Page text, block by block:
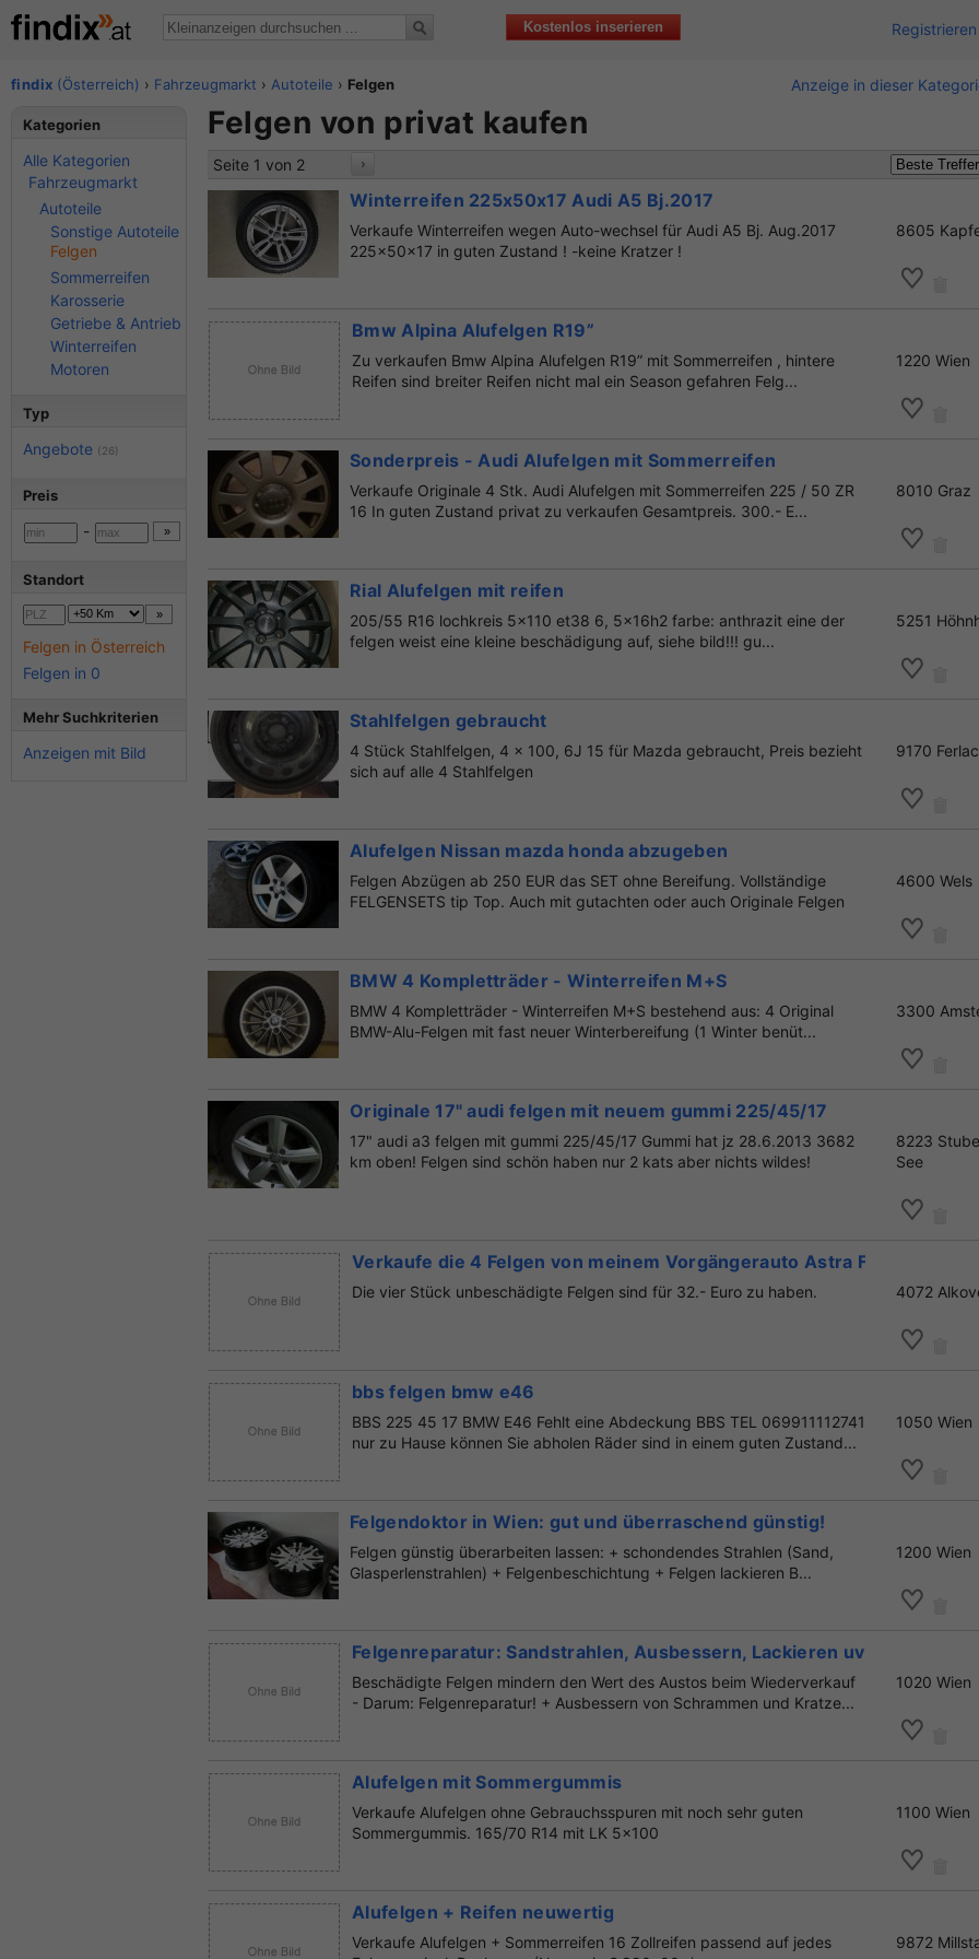
Kostenlos inserieren Registrieren
findix (Österreich) › Fahrzeugmarkt › Autoteile › Felgen Anzeige in dieser
Felgen von privat kaufen
Seite 1 von 2 ›
Winterreifen 225x50x17 Audi A5 Bj.2017
Verkaufe Winterreifen wegen Auto-wechsel für Audi A5 Bj. Aug.2017
225x50x17 in guten Zustand ! -keine Kratzer !
8605
Bmw Alpina Alufelgen R19”
Zu verkaufen Bmw Alpina Alufelgen R19” mit Sommerreifen , hintere
Reifen sind breiter Reifen nicht mal ein Season gefahren Felg...
1220 Wien
Sonderpreis - Audi Alufelgen mit Sommerreifen
Verkaufe Originale 4 Stk. Audi Alufelgen mit Sommerreifen 225 / 50 ZR
16 In guten Zustand privat zu verkaufen Gesamtpreis. 300.- E...
8010 Graz
Rial Alufelgen mit reifen
205/55 R16 lochkreis 5x110 et38 6, 5x16h2 farbe: anthrazit eine der
felgen weist eine kleine beschädigung auf, siehe bild!!! gu...
5251
Stahlfelgen gebraucht
4 Stück Stahlfelgen, 4 x 100, 6J 15 für Mazda gebraucht, Preis bezieht
sich auf alle 4 Stahlfelgen
9170
Alufelgen Nissan mazda honda abzugeben
Felgen Abzügen ab 250 EUR das SET ohne Bereifung. Vollständige
FELGENSETS tip Top. Auch mit gutachten oder auch Originale Felgen
4600 Wels
BMW 4 Kompletträder - Winterreifen M+S
BMW 4 Kompletträder - Winterreifen M+S bestehend aus: 4 Original
BMW-Alu-Felgen mit fast neuer Winterbereifung (1 Winter benüt...
3300
Originale 17" audi felgen mit neuem gummi 225/45/17
17" audi a3 felgen mit gummi 225/45/17 Gummi hat jz 28.6.2013 3682
km oben! Felgen sind schön haben nur 2 kats aber nichts wildes!
8223
See
Verkaufe die 4 Felgen von meinem Vorgängerauto Astra F
Die vier Stück unbeschädigte Felgen sind für 32.- Euro zu haben. 4072
bbs felgen bmw e46
BBS 225 45 17 BMW E46 Fehlt eine Abdeckung BBS TEL 069911112741
nur zu Hause können Sie abholen Räder sind in einem guten Zustand...
1050 Wien
Felgendoktor in Wien: gut und überraschend günstig!
Felgen günstig überarbeiten lassen: + schondendes Strahlen (Sand,
Glasperlenstrahlen) + Felgenbeschichtung + Felgen lackieren B...
1200 Wien
Felgenreparatur: Sandstrahlen, Ausbessern, Lackieren uvm
Beschädigte Felgen mindern den Wert des Austos beim Wiederverkauf
- Darum: Felgenreparatur! + Ausbessern von Schrammen und Kratze...
1020 Wien
Alufelgen mit Sommergummis
Verkaufe Alufelgen ohne Gebrauchsspuren mit noch sehr guten
Sommergummis. 165/70 R14 mit LK 5x100
1100 Wien
Alufelgen + Reifen neuwertig
Verkaufe Alufelgen + Sommerreifen 16 Zollreifen passend auf jedes
9872
Kategorien
Alle Kategorien
Fahrzeugmarkt
Autoteile
Sonstige Autoteile
Felgen
Sommerreifen
Karosserie
Getriebe & Antrieb
Winterreifen
Motoren
Typ
Angebote (26)
Preis
-
Standort
Felgen in Österreich
Felgen in 0
Mehr Suchkriterien
Anzeigen mit Bild